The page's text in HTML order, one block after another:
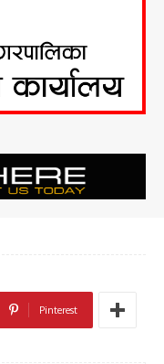
Pinterest